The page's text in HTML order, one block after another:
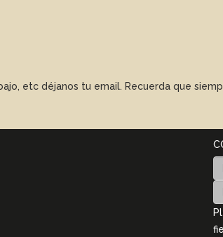
etc déjanos tu email. Recuerda que